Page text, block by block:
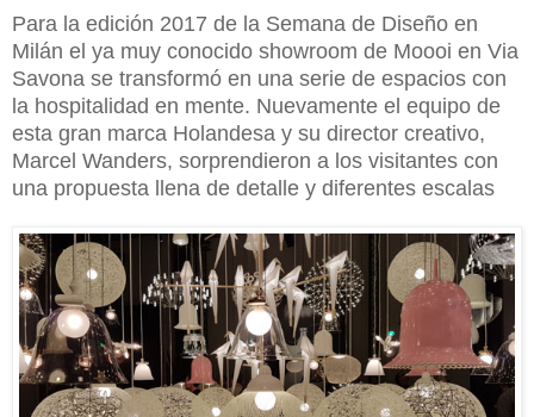
Para la edición 2017 de la Semana de Diseño en
Milán el ya muy conocido showroom de Moooi en Via
Savona se transformó en una serie de espacios con
la hospitalidad en mente. Nuevamente el equipo de
esta gran marca Holandesa y su director creativo,
Marcel Wanders, sorprendieron a los visitantes con
una propuesta llena de detalle y diferentes escalas